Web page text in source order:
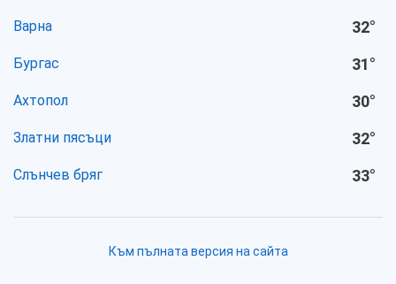
Варна 32°
Бургас 31°
Ахтопол 30°
Златни пясъци 32°
Слънчев бряг 33°
Към пълната версия на сайта